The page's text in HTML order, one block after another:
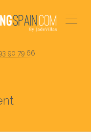
90 79 66